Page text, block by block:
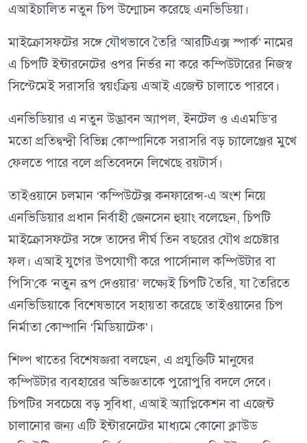
এআইচালিত নতুন চিপ উন্মোচন করেছে এনভিডিয়া।
মাইক্রোসফটের সঙ্গে যৌথভাবে তৈরি ‘আরটিএক্স স্পার্ক’ নামের
এ চিপটি ইন্টারনেটের ওপর নির্ভর না করে কম্পিউটারের নিজস্ব
সিস্টেমেই সরাসরি স্বয়ংক্রিয় এআই এজেন্ট চালাতে পারবে।
এনভিডিয়ার এ নতুন উদ্ভাবন অ্যাপল, ইনটেল ও এএমডি’র
মতো প্রতিদ্বন্দ্বী বিভিন্ন কোম্পানিকে সরাসরি বড় চ্যালেঞ্জের মুখে
ফেলতে পারে বলে প্রতিবেদনে লিখেছে রয়টার্স।
তাইওয়ানে চলমান ‘কম্পিউটেক্স কনফারেন্স-এ অংশ নিয়ে
এনভিডিয়ার প্রধান নির্বাহী জেনসেন হুয়াং বলেছেন, চিপটি
মাইক্রোসফটের সঙ্গে তাদের দীর্ঘ তিন বছরের যৌথ প্রচেষ্টার
ফল। এআই যুগের উপযোগী করে পার্সোনাল কম্পিউটার বা
পিসি’কে ‘নতুন রূপ দেওয়ার’ লক্ষ্যেই চিপটি তৈরি, যা তৈরিতে
এনভিডিয়াকে বিশেষভাবে সহায়তা করেছে তাইওয়ানের চিপ
নির্মাতা কোম্পানি ‘মিডিয়াটেক’।
শিল্প খাতের বিশেষজ্ঞরা বলছেন, এ প্রযুক্তিটি মানুষের
কম্পিউটার ব্যবহারের অভিজ্ঞতাকে পুরোপুরি বদলে দেবে।
চিপটির সবচেয়ে বড় সুবিধা, এআই অ্যাপ্লিকেশন বা এজেন্ট
চালানোর জন্য এটি ইন্টারনেটের মাধ্যমে কোনো ক্লাউড